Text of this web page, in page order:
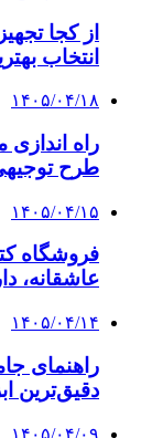
محبوب
۱۴۰۵/۰۳/۳۱
که نباید
۱۴۰۵/۰۳/۲۸
چرا
۱۴۰۴/۰۵/۰۶